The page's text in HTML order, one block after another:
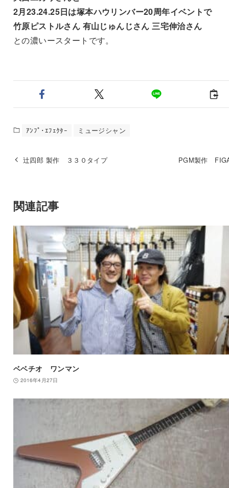
2月23.24.25日は塚本ハウリンバー20周年イベントで
竹原ピストルさん 有山じゅんじさん 三宅伸治さん
との濃いースタートです。
ｱﾝﾌﾟ･ｴﾌｪｸﾀｰ ミュージシャン
辻四郎 製作 ３３０タイプ PGM製作
関連記事
ベベチオ ワンマン
2016年4月27日